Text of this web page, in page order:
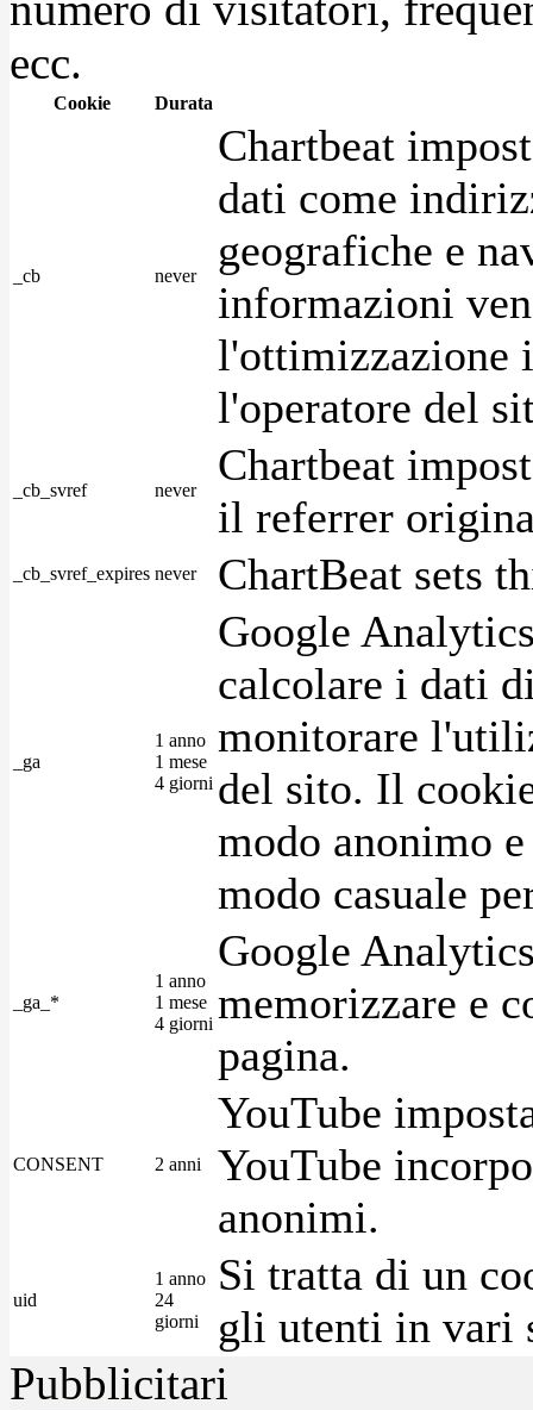
ecc.
Cookie Durata
_cb never
Chartbeat
dati come
geografiche e
informazioni
l'ottimizzazione
l'operatore del
_cb_svref never
Chartbeat
il referrer
_cb_svref_expires never ChartBeat sets
_ga
1 anno
1 mese
4 giorni
Google
calcolare i dati
monitorare
del sito. Il
modo anonimo
modo casuale
_ga_*
1 anno
1 mese
4 giorni
Google
memorizzare e
pagina.
CONSENT 2 anni
YouTube
YouTube
anonimi.
uid
1 anno
24
giorni
Si tratta di un
gli utenti in vari
Pubblicitari